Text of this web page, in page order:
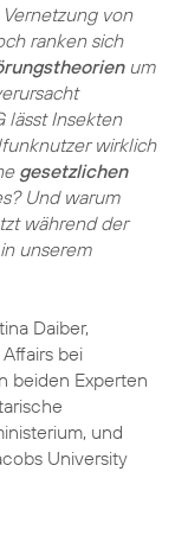
von
ranken sich
um
lässt Insekten
wirklich
gesetzlichen
Und warum
während der
unserem
Daiber,
bei
beiden Experten
und
University